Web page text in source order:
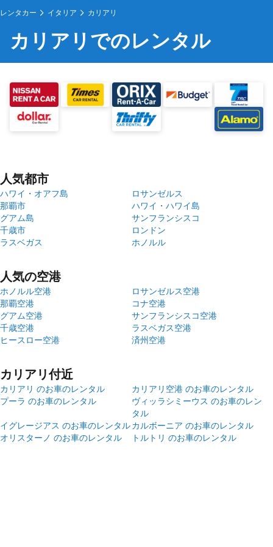
レンタカー イタリア カリアリ
カリアリでのレンタル
人気都市
ハワイ・オアフ島
ロサンゼルス
那覇市
ハワイ・ハワイ島
グアム島
サンフランシスコ
千歳市
ロンドン
ラスベガス
ホノルル
人気の空港
ホノルル空港
ロサンゼルス空港
那覇空港
コナ空港
グアム空港
サンフランシスコ空港
千歳空港
ラスベガス空港
ヒースロー空港
済州空港
カリアリ付近
カリアリ のお車のレンタル
カリアリ空港 のお車のレンタル
プーラ のお車のレンタル
ヴィッラシミーウス のお車のレン
タル
イグレージアス のお車のレンタルカルボーニア のお車のレンタル
オリスターノ のお車のレンタル
トルトリ のお車のレンタル